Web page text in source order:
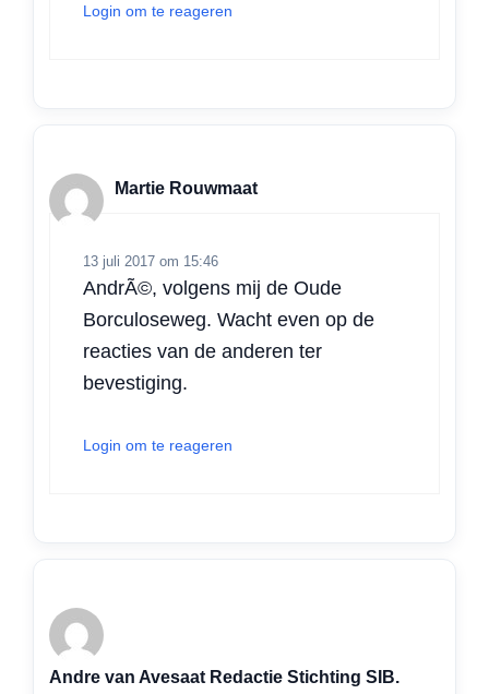
Login om te reageren
Martie Rouwmaat
13 juli 2017 om 15:46
AndrÃ©, volgens mij de Oude
Borculoseweg. Wacht even op de
reacties van de anderen ter
bevestiging.
Login om te reageren
Andre van Avesaat Redactie Stichting SIB.